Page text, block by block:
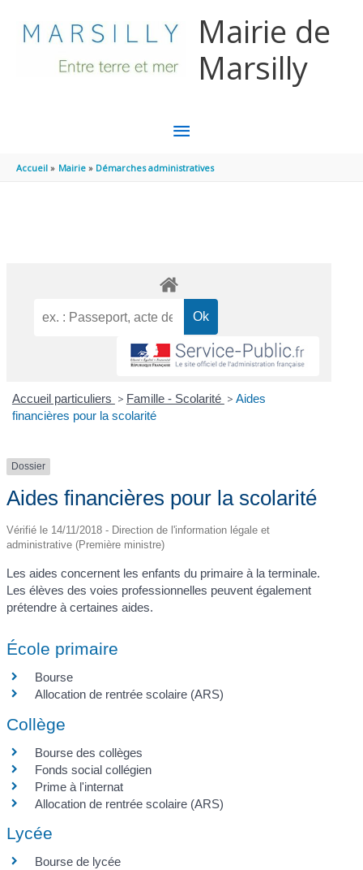
Mairie de
Marsilly
MENU
PRINCIPAL
Accueil Mairie Démarches administratives
Accueil particuliers > Famille - Scolarité > Aides
financières pour la scolarité
Dossier
Aides financières pour la scolarité
Vérifié le 14/11/2018 - Direction de l'information légale et
administrative (Première ministre)
Les aides concernent les enfants du primaire à la terminale.
Les élèves des voies professionnelles peuvent également
prétendre à certaines aides.
École primaire
Bourse
Allocation de rentrée scolaire (ARS)
Collège
Bourse des collèges
Fonds social collégien
Prime à l'internat
Allocation de rentrée scolaire (ARS)
Lycée
Bourse de lycée